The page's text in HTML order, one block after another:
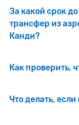
За какой срок
трансфер из
Канди?
Как проверить,
Что делать,